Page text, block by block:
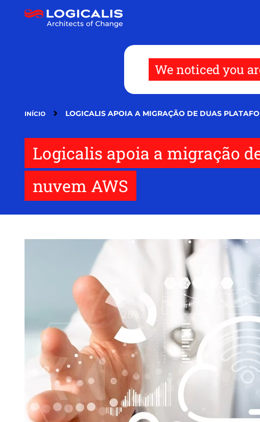
We noticed you
INÍCIO LOGICALIS APOIA A MIGRAÇÃO DE DUAS
Logicalis apoia a migração
nuvem AWS